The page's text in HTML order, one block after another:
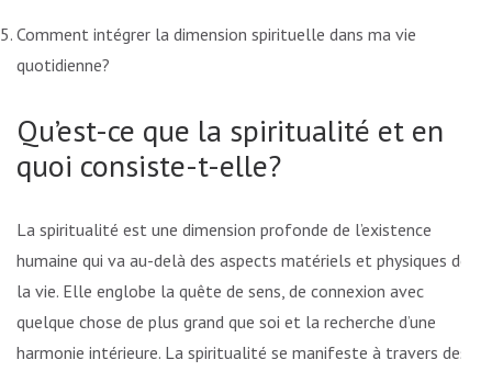
Comment intégrer la dimension spirituelle dans ma vie
quotidienne?
Qu’est-ce que la spiritualité et en
quoi consiste-t-elle?
La spiritualité est une dimension profonde de l’existence
humaine qui va au-delà des aspects matériels et physiques de
la vie. Elle englobe la quête de sens, de connexion avec
quelque chose de plus grand que soi et la recherche d’une
harmonie intérieure. La spiritualité se manifeste à travers des